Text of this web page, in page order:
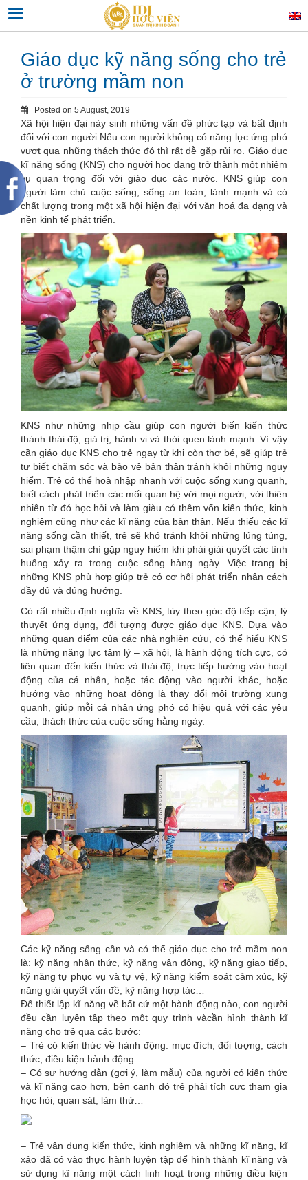
Skip
content
Toggle navigation
Giáo dục kỹ năng sống cho trẻ
ở trường mầm non
Posted on 5 August, 2019
Xã hội hiện đại nảy sinh những vấn đề phức tạp và bất định
đối với con người.Nếu con người không có năng lực ứng phó
vượt qua những thách thức đó thì rất dễ gặp rủi ro. Giáo dục
kĩ năng sống (KNS) cho người học đang trở thành một nhiệm
vụ quan trọng đối với giáo dục các nước. KNS giúp con
người làm chủ cuộc sống, sống an toàn, lành mạnh và có
chất lượng trong một xã hội hiện đại với văn hoá đa dạng và
nền kinh tế phát triển.
KNS như những nhịp cầu giúp con người biến kiến thức
thành thái độ, giá trị, hành vi và thói quen lành mạnh. Vì vậy
cần giáo dục KNS cho trẻ ngay từ khi còn thơ bé, sẽ giúp trẻ
tự biết chăm sóc và bảo vệ bản thân tránh khỏi những nguy
hiểm. Trẻ có thể hoà nhập nhanh với cuộc sống xung quanh,
biết cách phát triển các mối quan hệ với mọi người, với thiên
nhiên từ đó học hỏi và làm giàu có thêm vốn kiến thức, kinh
nghiệm cũng như các kĩ năng của bản thân. Nếu thiếu các kĩ
năng sống cần thiết, trẻ sẽ khó tránh khỏi những lúng túng,
sai phạm thậm chí gặp nguy hiểm khi phải giải quyết các tình
huống xảy ra trong cuộc sống hàng ngày. Việc trang bị
những KNS phù hợp giúp trẻ có cơ hội phát triển nhân cách
đầy đủ và đúng hướng.
Có rất nhiều định nghĩa về KNS, tùy theo góc độ tiếp cận, lý
thuyết ứng dụng, đối tượng được giáo dục KNS. Dựa vào
những quan điểm của các nhà nghiên cứu, có thể hiểu KNS
là những năng lực tâm lý – xã hội, là hành động tích cực, có
liên quan đến kiến thức và thái độ, trực tiếp hướng vào hoạt
động của cá nhân, hoặc tác động vào người khác, hoặc
hướng vào những hoạt động là thay đổi môi trường xung
quanh, giúp mỗi cá nhân ứng phó có hiệu quả với các yêu
cầu, thách thức của cuộc sống hằng ngày.
Các kỹ năng sống cần và có thể giáo dục cho trẻ mầm non
là: kỹ năng nhận thức, kỹ năng vận động, kỹ năng giao tiếp,
kỹ năng tự phục vụ và tự vệ, kỹ năng kiểm soát cảm xúc, kỹ
năng giải quyết vấn đề, kỹ năng hợp tác…
Để thiết lập kĩ năng về bất cứ một hành động nào, con người
đều cần luyện tập theo một quy trình vàcần hình thành kĩ
năng cho trẻ qua các bước:
– Trẻ có kiến thức về hành động: mục đích, đối tượng, cách
thức, điều kiện hành động
– Có sự hướng dẫn (gợi ý, làm mẫu) của người có kiến thức
và kĩ năng cao hơn, bên cạnh đó trẻ phải tích cực tham gia
học hỏi, quan sát, làm thử…
– Trẻ vận dụng kiến thức, kinh nghiệm và những kĩ năng, kĩ
xảo đã có vào thực hành luyện tập để hình thành kĩ năng và
sử dụng kĩ năng một cách linh hoạt trong những điều kiện